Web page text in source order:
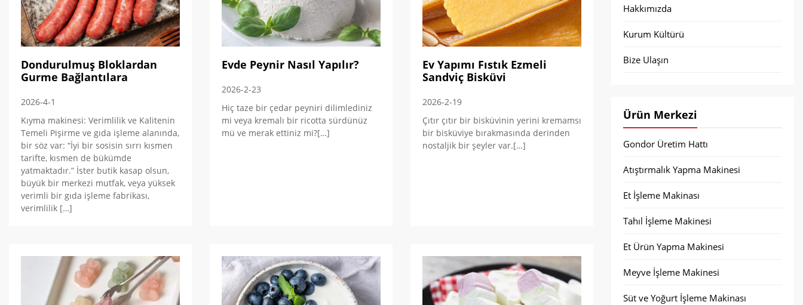
Dondurulmuş Bloklardan
Gurme Bağlantılara
2026-4-1
Kıyma makinesi: Verimlilik ve Kalitenin
Temeli Pişirme ve gıda işleme alanında,
bir söz var: “İyi bir sosisin sırrı kısmen
tarifte, kısmen de bükümde
yatmaktadır.” İster butik kasap olsun,
büyük bir merkezi mutfak, veya yüksek
verimli bir gıda işleme fabrikası,
verimlilik […]
Evde Peynir Nasıl Yapılır?
2026-2-23
Hiç taze bir çedar peyniri dilimlediniz
mi veya kremalı bir ricotta sürdünüz
mü ve merak ettiniz mi?[…]
Ev Yapımı Fıstık Ezmeli
Sandviç Bisküvi
2026-2-19
Çıtır çıtır bir bisküvinin yerini kremamsı
bir bisküviye bırakmasında derinden
nostaljik bir şeyler var.[…]
Hakkımızda
Kurum Kültürü
Bize Ulaşın
Ürün Merkezi
Gondor Üretim Hattı
Atıştırmalık Yapma Makinesi
Et İşleme Makinası
Tahıl İşleme Makinesi
Et Ürün Yapma Makinesi
Meyve İşleme Makinesi
Süt ve Yoğurt İşleme Makinası